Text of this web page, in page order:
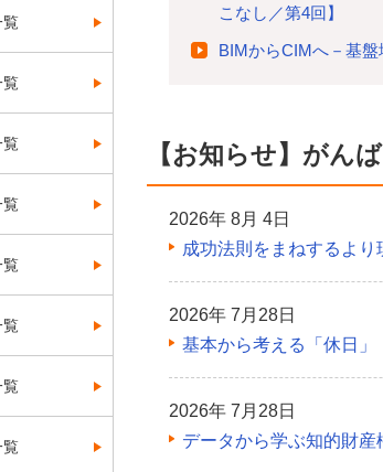
こなし／第4回】
BIMからCIMへ－基盤
【お知らせ】がん
2026年 8月 4日
成功法則をまねするより
2026年 7月28日
基本から考える「休日」
2026年 7月28日
データから学ぶ知的財
覧
覧
覧
覧
覧
覧
覧
覧